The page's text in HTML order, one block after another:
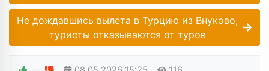
Не дождавшись вылета в Турцию из Внуково,
туристы отказываются от туров